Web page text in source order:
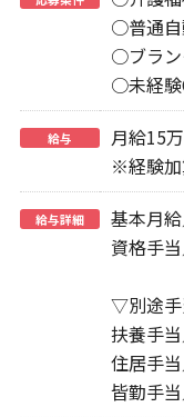
○普通自
○ブラン
○未経験
給与
月給15
※経験加
給与詳細
基本月
資格手
▽別途手
扶養手
住居手
皆勤手